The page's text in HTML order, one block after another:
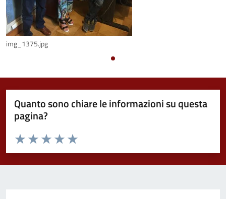
img_1375.jpg
Quanto sono chiare le informazioni su questa
pagina?
Valuta da 1 a 5 stelle la pagina
Valuta 5 stelle su 5
Valuta 4 stelle su 5
Valuta 3 stelle su 5
Valuta 2 stelle su 5
Valuta 1 stelle su 5